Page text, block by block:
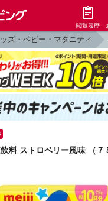
閲覧履歴
ズ・ベビー・マタニティ
料 ストロベリー風味 （７